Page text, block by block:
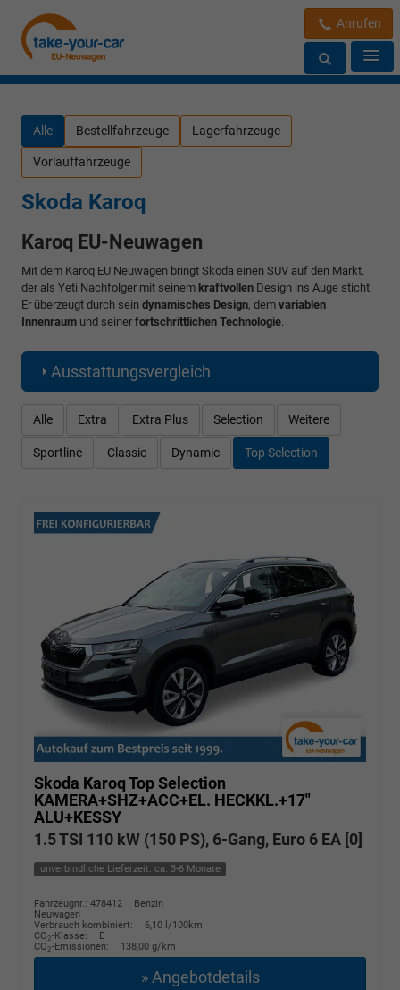
Anrufen
Alle Bestellfahrzeuge Lagerfahrzeuge
Vorlauffahrzeuge
Skoda Karoq
Karoq EU-Neuwagen
Mit dem Karoq EU Neuwagen bringt Skoda einen SUV auf den Markt,
der als Yeti Nachfolger mit seinem kraftvollen Design ins Auge sticht.
Er überzeugt durch sein dynamisches Design, dem variablen
Innenraum und seiner fortschrittlichen Technologie
Ausstattungsvergleich
Alle Extra Extra Plus Selection Weitere
Sportline Classic Dynamic Top Selection
Skoda KaroqTop Selection
KAMERA+SHZ+ACC+EL. HECKKL.+17"
ALU+KESSY
1.5 TSI 110 kW (150 PS), 6-Gang, Euro 6 EA [0]
unverbindliche Lieferzeit: ca. 3-6 Monate
Fahrzeugnr.: 478412
Benzin
Neuwagen
Verbrauch kombiniert:
6,10 l/100km
CO2-Klasse:
E
CO2-Emissionen: 138,00 g/km
» Angebotdetails